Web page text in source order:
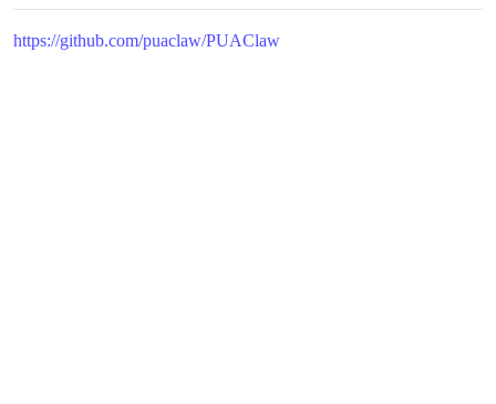
https://github.com/puaclaw/PUAClaw